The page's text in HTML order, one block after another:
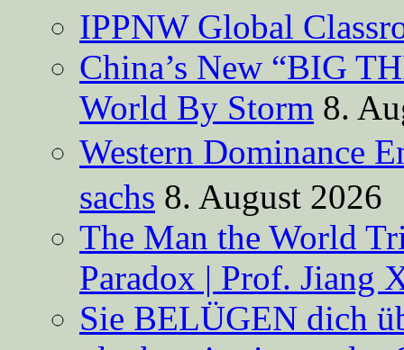
IPPNW Global
China’s New “BIG
World By Storm 8.
Western Dominance
sachs 8. August 2026
The Man the World
Paradox | Prof. Jiang
Sie BELÜGEN dich